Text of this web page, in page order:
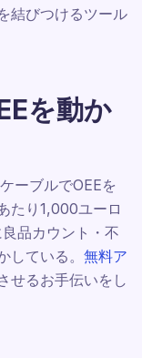
結びつけるツール
を動か
ーブルでOEEを
たり1,000ユーロ
品カウント・不
ている。 無料ア
せるお手伝いをし